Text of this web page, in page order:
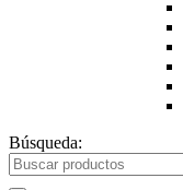
Búsqueda: